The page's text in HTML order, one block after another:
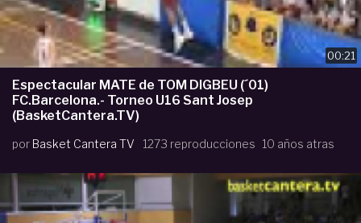
00:21
Espectacular MATE de TOM DIGBEU (´01)
FC.Barcelona.- Torneo U16 Sant Josep
(BasketCantera.TV)
por Basket Cantera TV 1273 reproducciones 10 años atras